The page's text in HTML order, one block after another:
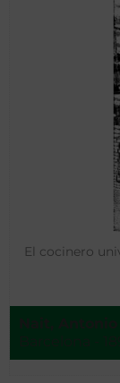
El cocinero